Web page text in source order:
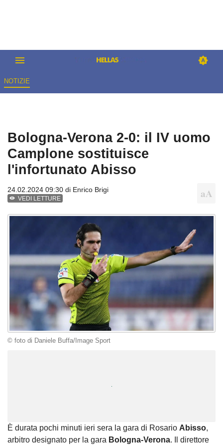
NOTIZIE
Bologna-Verona 2-0: il IV uomo
Camplone sostituisce
l'infortunato Abisso
24.02.2024 09:30 di Enrico Brigi
VEDI LETTURE
© foto di Daniele Buffa/Image Sport
È durata pochi minuti ieri sera la gara di Rosario Abisso,
arbitro designato per la gara Bologna-Verona. Il direttore